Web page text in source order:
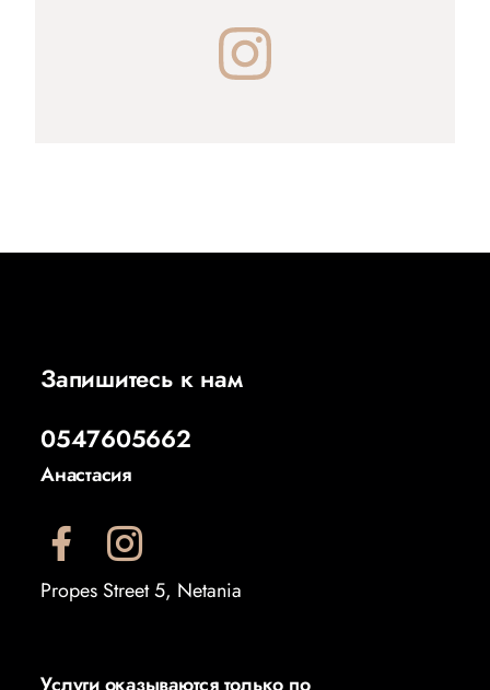
Запишитесь к нам
0547605662
Анастасия
Propes Street 5, Netania